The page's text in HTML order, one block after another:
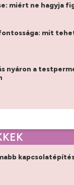
miért ne hagyja
mit
nyáron a